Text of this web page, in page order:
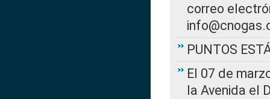
correo
PUNTOS
El 07 de
la Avenida el